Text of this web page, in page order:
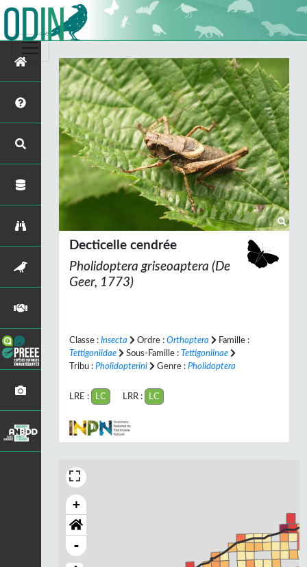
Decticelle cendrée
Pholidoptera griseoaptera (De
Geer, 1773)
Classe : Insecta Ordre : Orthoptera
Famille :
Tettigoniidae
Sous-Famille : Tettigoniinae
Tribu : Pholidopterini Genre : Pholidoptera
LRE : LC LRR : LC
+
-